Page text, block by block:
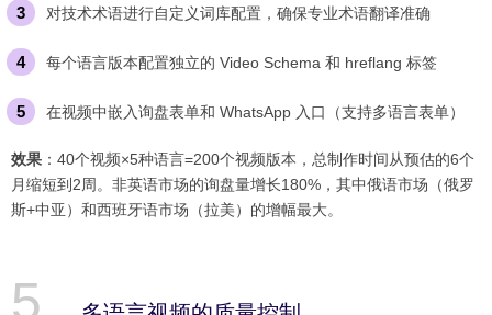
对技术术语进行自定义词库配置，确保专业术语翻译准确
每个语言版本配置独立的 Video Schema 和 hreflang 标签
在视频中嵌入询盘表单和 WhatsApp 入口（支持多语言表单）
效果 ：40个视频×5种语言=200个视频版本，总制作时间从预估的6个
月缩短到2周。非英语市场的询盘量增长180%，其中俄语市场（俄罗
斯+中亚）和西班牙语市场（拉美）的增幅最大。